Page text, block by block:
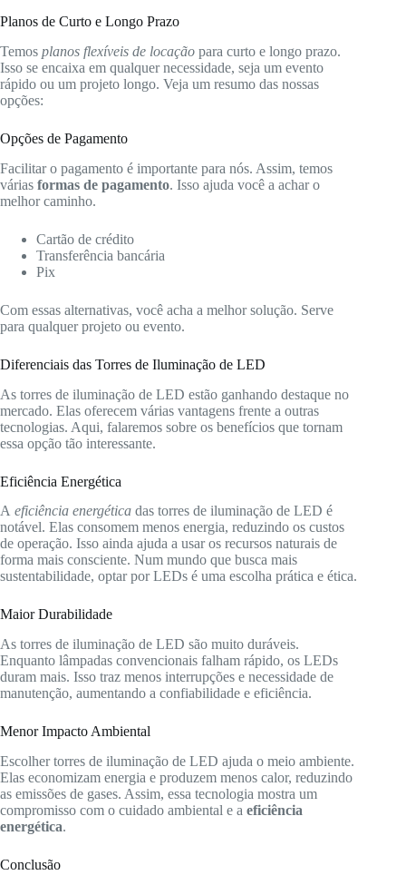
Planos de Curto e Longo Prazo
Temos planos flexíveis de locação para curto e longo prazo.
Isso se encaixa em qualquer necessidade, seja um evento
rápido ou um projeto longo. Veja um resumo das nossas
opções:
Opções de Pagamento
Facilitar o pagamento é importante para nós. Assim, temos
várias formas de pagamento. Isso ajuda você a achar o
melhor caminho.
Cartão de crédito
Transferência bancária
Pix
Com essas alternativas, você acha a melhor solução. Serve
para qualquer projeto ou evento.
Diferenciais das Torres de Iluminação de LED
As torres de iluminação de LED estão ganhando destaque no
mercado. Elas oferecem várias vantagens frente a outras
tecnologias. Aqui, falaremos sobre os benefícios que tornam
essa opção tão interessante.
Eficiência Energética
A eficiência energética das torres de iluminação de LED é
notável. Elas consomem menos energia, reduzindo os custos
de operação. Isso ainda ajuda a usar os recursos naturais de
forma mais consciente. Num mundo que busca mais
sustentabilidade, optar por LEDs é uma escolha prática e ética.
Maior Durabilidade
As torres de iluminação de LED são muito duráveis.
Enquanto lâmpadas convencionais falham rápido, os LEDs
duram mais. Isso traz menos interrupções e necessidade de
manutenção, aumentando a confiabilidade e eficiência.
Menor Impacto Ambiental
Escolher torres de iluminação de LED ajuda o meio ambiente.
Elas economizam energia e produzem menos calor, reduzindo
as emissões de gases. Assim, essa tecnologia mostra um
compromisso com o cuidado ambiental e a eficiência
energética.
Conclusão